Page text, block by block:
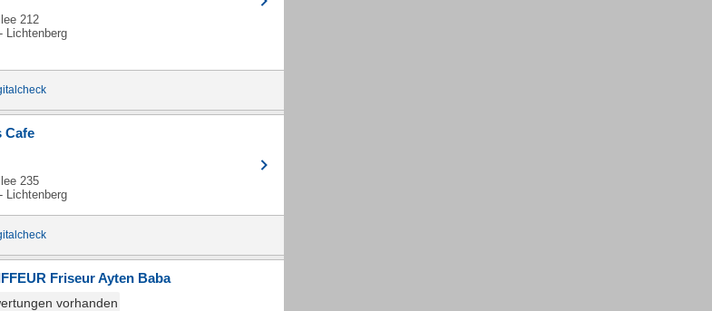
212
Lichtenberg
Cafe
235
Lichtenberg
Friseur Ayten Baba
vorhanden